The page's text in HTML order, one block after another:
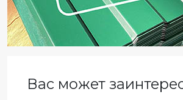
Вас может